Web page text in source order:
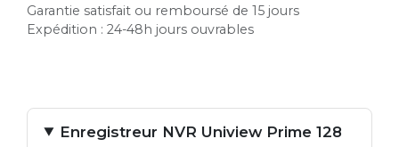
Garantie satisfait ou remboursé de 15 jours
Expédition : 24-48h jours ouvrables
Enregistreur NVR Uniview Prime 128